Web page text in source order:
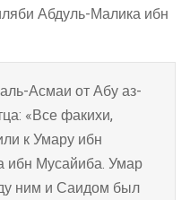
Абдуль-Малика ибн
Асмаи от Абу аз-
«Все факихи,
к Умару ибн
ибн Мусайиба. Умар
ним и Саидом был